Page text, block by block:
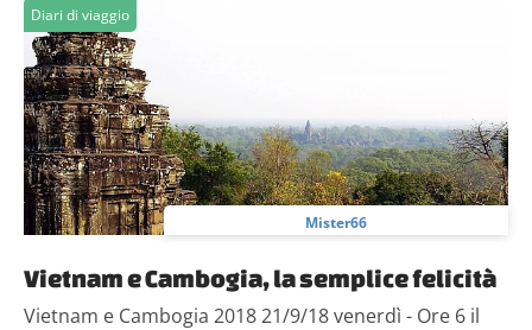
Diari di viaggio
Mister66
Vietnam e Cambogia, la semplice felicità
Vietnam e Cambogia 2018 21/9/18 venerdì - Ore 6 il